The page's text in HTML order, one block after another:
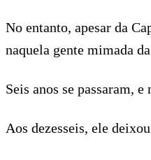
No entanto, apesar da
naquela gente mimada
Seis anos se passaram,
Aos dezesseis, ele